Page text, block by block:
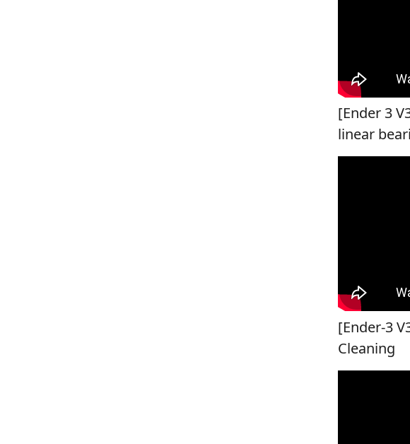
[Ender 3
linear
[Ender-3
Cleaning